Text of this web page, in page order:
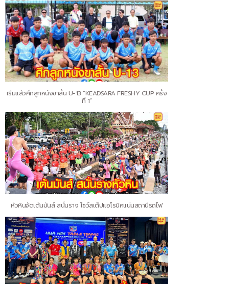
เริ่มแล้วศึกลูกหนังขาสั้น U-13 “KEADSARA FRESHY CUP ครั้ง
ที่ 1”
หัวหินจัดเต้นมันส์ สนั่นราง โชว์สเต็ปแอโรบิคแน่นสถานีรถไฟ